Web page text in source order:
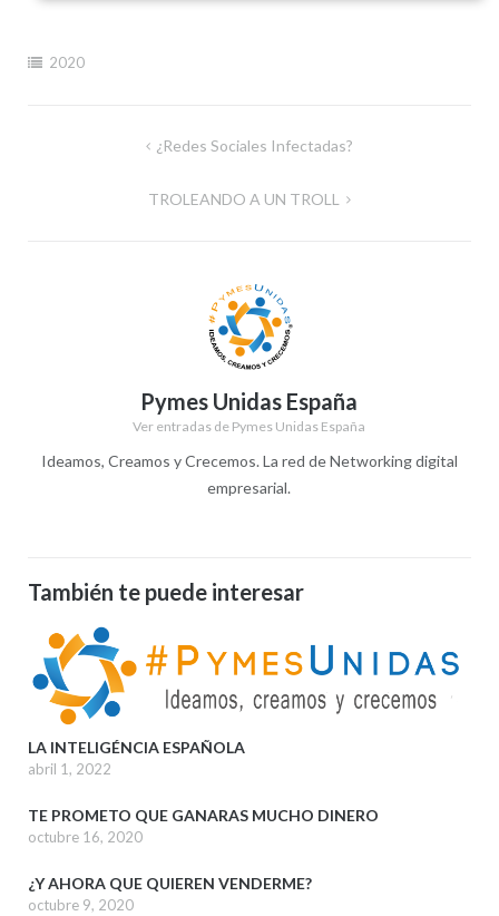
2020
Navegación¿Redes Sociales Infectadas?
TROLEANDO A UN TROLL
Pymes Unidas España
Ver entradas de Pymes Unidas España
Ideamos, Creamos y Crecemos. La red de Networking digital
empresarial.
También te puede interesar
LA INTELIGÉNCIA ESPAÑOLA
abril 1, 2022
TE PROMETO QUE GANARAS MUCHO DINERO
octubre 16, 2020
¿Y AHORA QUE QUIEREN VENDERME?
octubre 9, 2020